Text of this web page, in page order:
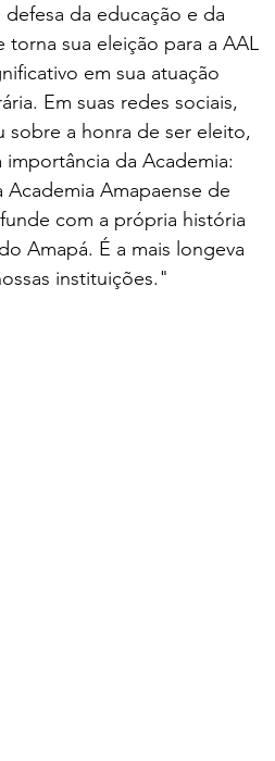
defesa da educação e da
torna sua eleição para a AAL
em sua atuação
Em suas redes sociais,
sobre a honra de ser eleito,
importância da Academia:
Academia Amapaense de
com a própria história
Amapá. É a mais longeva
instituições."